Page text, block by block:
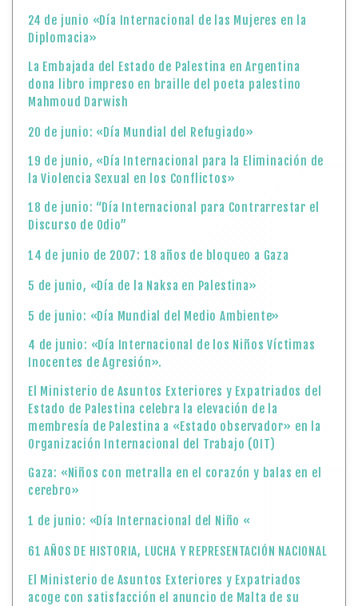
24 de junio «Día Internacional de las Mujeres en la
Diplomacia»
La Embajada del Estado de Palestina en Argentina
dona libro impreso en braille del poeta palestino
Mahmoud Darwish
20 de junio: «Día Mundial del Refugiado»
19 de junio, «Día Internacional para la Eliminación de
la Violencia Sexual en los Conflictos»
18 de junio: “Día Internacional para Contrarrestar el
Discurso de Odio”
14 de junio de 2007: 18 años de bloqueo a Gaza
5 de junio, «Día de la Naksa en Palestina»
5 de junio: «Día Mundial del Medio Ambiente»
4 de junio: «Día Internacional de los Niños Víctimas
Inocentes de Agresión».
El Ministerio de Asuntos Exteriores y Expatriados del
Estado de Palestina celebra la elevación de la
membresía de Palestina a «Estado observador» en la
Organización Internacional del Trabajo (OIT)
Gaza: «Niños con metralla en el corazón y balas en el
cerebro»
1 de junio: «Día Internacional del Niño «
61 AÑOS DE HISTORIA, LUCHA Y REPRESENTACIÓN NACIONAL
El Ministerio de Asuntos Exteriores y Expatriados
acoge con satisfacción el anuncio de Malta de su